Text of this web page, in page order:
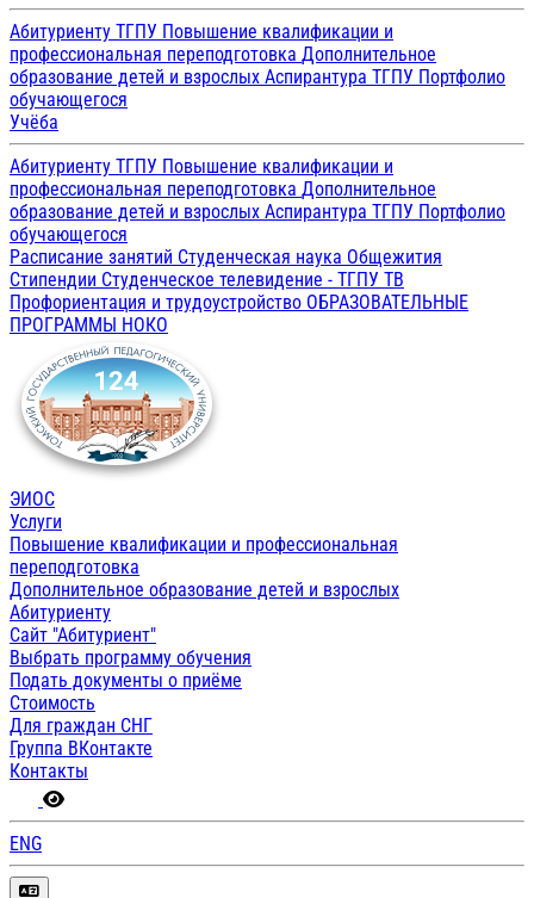
Абитуриенту ТГПУ Повышение квалификации и
профессиональная переподготовка Дополнительное
образование детей и взрослых Аспирантура ТГПУ Портфолио
обучающегося
Учёба
Абитуриенту ТГПУ Повышение квалификации и
профессиональная переподготовка Дополнительное
образование детей и взрослых Аспирантура ТГПУ Портфолио
обучающегося
Расписание занятий Студенческая наука Общежития
Стипендии Студенческое телевидение - ТГПУ ТВ
Профориентация и трудоустройство ОБРАЗОВАТЕЛЬНЫЕ
ПРОГРАММЫ НОКО
ЭИОС
Услуги
Повышение квалификации и профессиональная
переподготовка
Дополнительное образование детей и взрослых
Абитуриенту
Сайт "Абитуриент"
Выбрать программу обучения
Подать документы о приёме
Стоимость
Для граждан СНГ
Группа ВКонтакте
Контакты
ENG